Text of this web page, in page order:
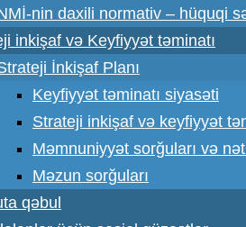
nin daxili normativ – hüquqi
inkişaf və Keyfiyyət təminatı
İnkişaf Planı
Keyfiyyət təminatı siyasəti
Strateji inkişaf və keyfiyyət
Məmnuniyyət sorğuları və
Məzun sorğuları
qəbul